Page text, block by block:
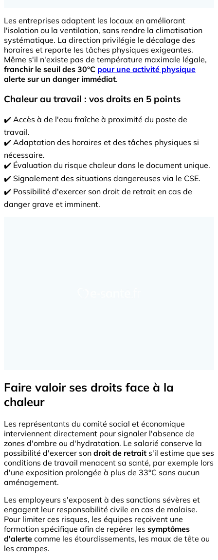
Les entreprises adaptent les locaux en améliorant
l'isolation ou la ventilation, sans rendre la climatisation
systématique. La direction privilégie le décalage des
horaires et reporte les tâches physiques exigeantes.
Même s'il n'existe pas de température maximale légale,
franchir le seuil des 30°C pour une activité physique
alerte sur un danger immédiat.
Chaleur au travail : vos droits en 5 points
✔️ Accès à de l'eau fraîche à proximité du poste de
travail.
✔️ Adaptation des horaires et des tâches physiques si
nécessaire.
✔️ Évaluation du risque chaleur dans le document unique.
✔️ Signalement des situations dangereuses via le CSE.
✔️ Possibilité d'exercer son droit de retrait en cas de
danger grave et imminent.
Faire valoir ses droits face à la
chaleur
Les représentants du comité social et économique
interviennent directement pour signaler l'absence de
zones d'ombre ou d'hydratation. Le salarié conserve la
possibilité d'exercer son droit de retrait s'il estime que ses
conditions de travail menacent sa santé, par exemple lors
d'une exposition prolongée à plus de 33°C sans aucun
aménagement.
Les employeurs s'exposent à des sanctions sévères et
engagent leur responsabilité civile en cas de malaise.
Pour limiter ces risques, les équipes reçoivent une
formation spécifique afin de repérer les symptômes
d'alerte comme les étourdissements, les maux de tête ou
les crampes.